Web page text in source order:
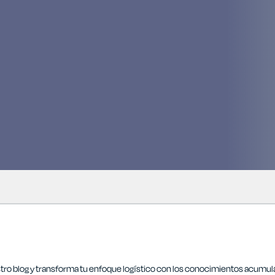
blog y transforma tu enfoque logístico con los conocimientos